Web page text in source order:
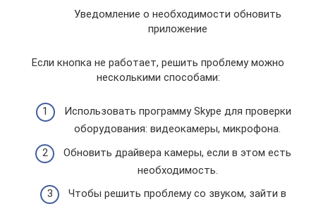
Уведомление о необходимости обновить
приложение
Если кнопка не работает, решить проблему можно
несколькими способами:
Использовать программу Skype для проверки
оборудования: видеокамеры, микрофона.
Обновить драйвера камеры, если в этом есть
необходимость.
Чтобы решить проблему со звуком, зайти в